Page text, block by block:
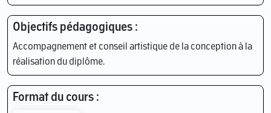
Objectifs pédagogiques :
Accompagnement et conseil artistique de la conception à la
réalisation du diplôme.
Format du cours :